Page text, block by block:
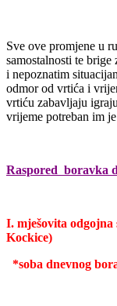
Sve ove promjene u
samostalnosti te
i nepoznatim
odmor od vrtića i
vrtiću zabavljaju
vrijeme potreban im
Raspored boravka
I. mješovita odgojna
Kockice)
*soba dnevnog